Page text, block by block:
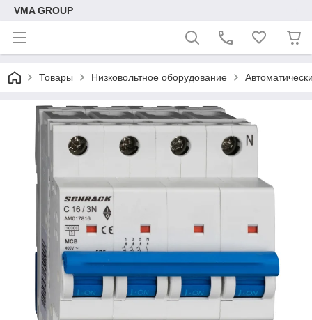
VMA GROUP
Товары Низковольтное оборудование